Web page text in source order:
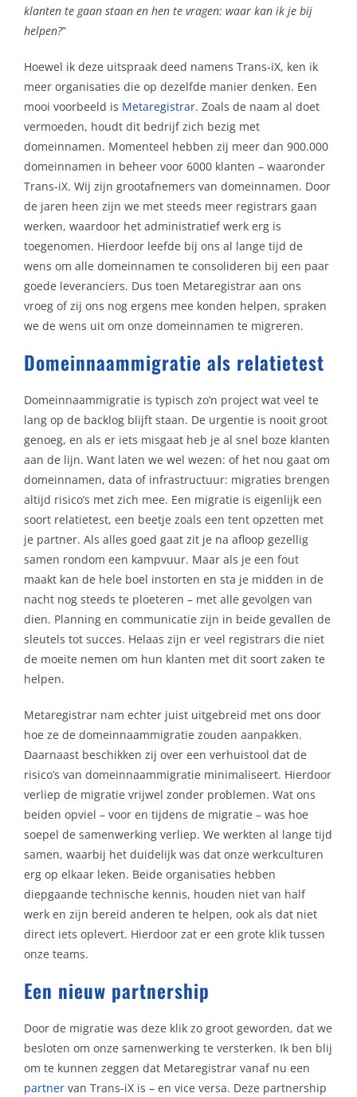
klanten te gaan staan en hen te vragen: waar kan ik je bij
helpen?”
Hoewel ik deze uitspraak deed namens Trans-iX, ken ik
meer organisaties die op dezelfde manier denken. Een
mooi voorbeeld is Metaregistrar. Zoals de naam al doet
vermoeden, houdt dit bedrijf zich bezig met
domeinnamen. Momenteel hebben zij meer dan 900.000
domeinnamen in beheer voor 6000 klanten – waaronder
Trans-iX. Wij zijn grootafnemers van domeinnamen. Door
de jaren heen zijn we met steeds meer registrars gaan
werken, waardoor het administratief werk erg is
toegenomen. Hierdoor leefde bij ons al lange tijd de
wens om alle domeinnamen te consolideren bij een paar
goede leveranciers. Dus toen Metaregistrar aan ons
vroeg of zij ons nog ergens mee konden helpen, spraken
we de wens uit om onze domeinnamen te migreren.
Domeinnaammigratie als relatietest
Domeinnaammigratie is typisch zo’n project wat veel te
lang op de backlog blijft staan. De urgentie is nooit groot
genoeg, en als er iets misgaat heb je al snel boze klanten
aan de lijn. Want laten we wel wezen: of het nou gaat om
domeinnamen, data of infrastructuur: migraties brengen
altijd risico’s met zich mee. Een migratie is eigenlijk een
soort relatietest, een beetje zoals een tent opzetten met
je partner. Als alles goed gaat zit je na afloop gezellig
samen rondom een kampvuur. Maar als je een fout
maakt kan de hele boel instorten en sta je midden in de
nacht nog steeds te ploeteren – met alle gevolgen van
dien. Planning en communicatie zijn in beide gevallen de
sleutels tot succes. Helaas zijn er veel registrars die niet
de moeite nemen om hun klanten met dit soort zaken te
helpen.
Metaregistrar nam echter juist uitgebreid met ons door
hoe ze de domeinnaammigratie zouden aanpakken.
Daarnaast beschikken zij over een verhuistool dat de
risico’s van domeinnaammigratie minimaliseert. Hierdoor
verliep de migratie vrijwel zonder problemen. Wat ons
beiden opviel – voor en tijdens de migratie – was hoe
soepel de samenwerking verliep. We werkten al lange tijd
samen, waarbij het duidelijk was dat onze werkculturen
erg op elkaar leken. Beide organisaties hebben
diepgaande technische kennis, houden niet van half
werk en zijn bereid anderen te helpen, ook als dat niet
direct iets oplevert. Hierdoor zat er een grote klik tussen
onze teams.
Een nieuw partnership
Door de migratie was deze klik zo groot geworden, dat we
besloten om onze samenwerking te versterken. Ik ben blij
om te kunnen zeggen dat Metaregistrar vanaf nu een
partner van Trans-iX is – en vice versa. Deze partnership